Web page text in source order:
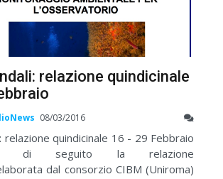
relazione quindicinale
08/03/2016
relazione quindicinale 16 - 29 Febbraio
di seguito la relazione
dal consorzio CIBM (Uniroma)